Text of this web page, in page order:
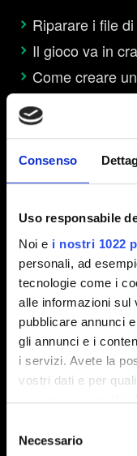
Consenso
Uso responsabile
Noi e i nostri 1022
personali, ad
tecnologie come i
alle informazioni sul
pubblicare annunci
gli annunci e i
i servizi. Avete la
vostri dati e per
privacy sono
modificare o
delNecessario
Riparare i file
Il gioco va in
Come creare
Progressione
Progressione
Obiettivi/
L'achievement
L'obiettivo di
nonostante ne